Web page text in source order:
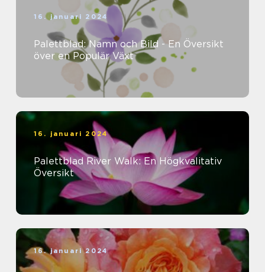
16. januari 2024
Palettblad: Namn och Bild - En Översikt
över en Populär Växt
16. januari 2024
Palettblad River Walk: En Högkvalitativ
Översikt
16. januari 2024